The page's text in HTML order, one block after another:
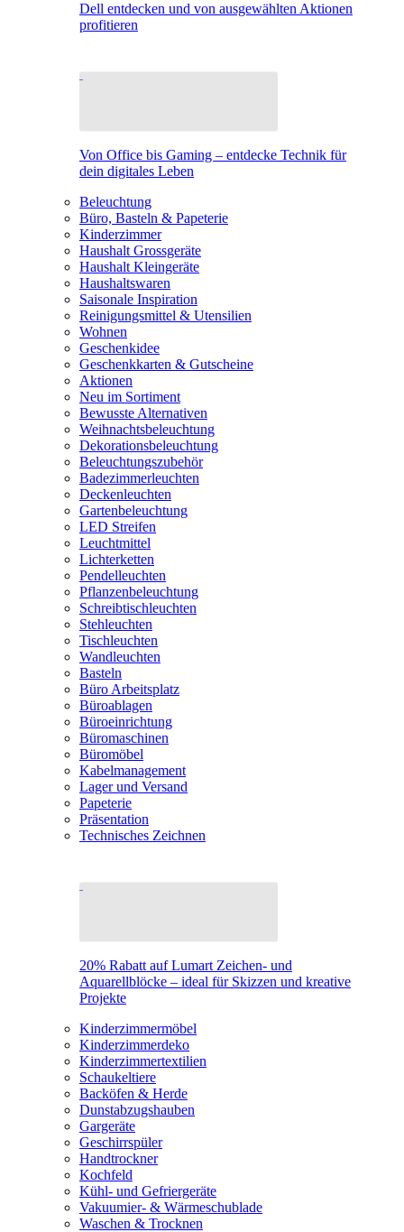
Dell entdecken und von ausgewählten Aktionen
profitieren
Von Office bis Gaming – entdecke Technik für
dein digitales Leben
Beleuchtung
Büro, Basteln & Papeterie
Kinderzimmer
Haushalt Grossgeräte
Haushalt Kleingeräte
Haushaltswaren
Saisonale Inspiration
Reinigungsmittel & Utensilien
Wohnen
Geschenkidee
Geschenkkarten & Gutscheine
Aktionen
Neu im Sortiment
Bewusste Alternativen
Weihnachtsbeleuchtung
Dekorationsbeleuchtung
Beleuchtungszubehör
Badezimmerleuchten
Deckenleuchten
Gartenbeleuchtung
LED Streifen
Leuchtmittel
Lichterketten
Pendelleuchten
Pflanzenbeleuchtung
Schreibtischleuchten
Stehleuchten
Tischleuchten
Wandleuchten
Basteln
Büro Arbeitsplatz
Büroablagen
Büroeinrichtung
Büromaschinen
Büromöbel
Kabelmanagement
Lager und Versand
Papeterie
Präsentation
Technisches Zeichnen
20% Rabatt auf Lumart Zeichen- und
Aquarellblöcke – ideal für Skizzen und kreative
Projekte
Kinderzimmermöbel
Kinderzimmerdeko
Kinderzimmertextilien
Schaukeltiere
Backöfen & Herde
Dunstabzugshauben
Gargeräte
Geschirrspüler
Handtrockner
Kochfeld
Kühl- und Gefriergeräte
Vakuumier- & Wärmeschublade
Waschen & Trocknen